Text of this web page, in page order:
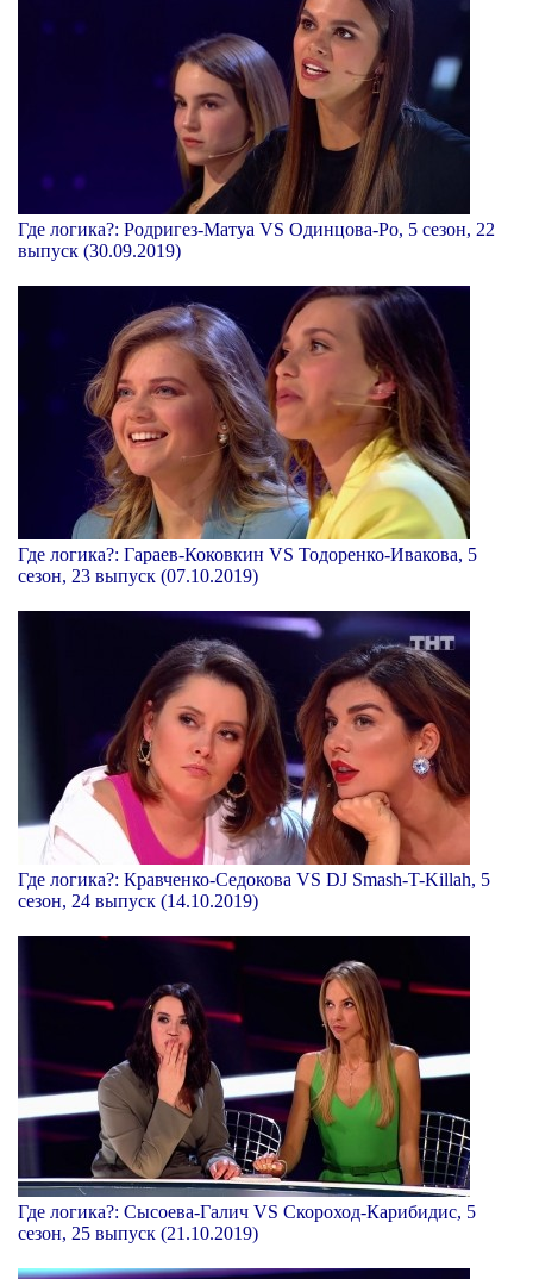
Где логика?: Родригез-Матуа VS Одинцова-Ро, 5 сезон, 22
выпуск (30.09.2019)
Где логика?: Гараев-Коковкин VS Тодоренко-Ивакова, 5
сезон, 23 выпуск (07.10.2019)
Где логика?: Кравченко-Седокова VS DJ Smash-T-Killah, 5
сезон, 24 выпуск (14.10.2019)
Где логика?: Сысоева-Галич VS Скороход-Карибидис, 5
сезон, 25 выпуск (21.10.2019)